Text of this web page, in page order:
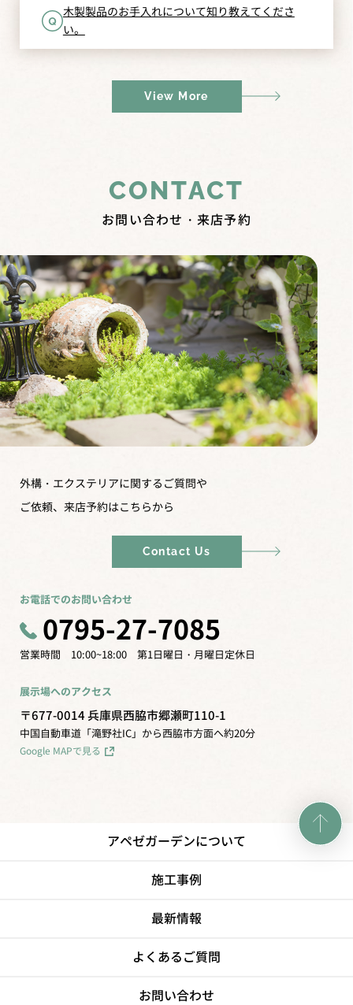
木製製品のお手入れについて知り教えてくださ
い。
View More
CONTACT
お問い合わせ・来店予約
外構・エクステリアに関するご質問や
ご依頼、来店予約はこちらから
Contact Us
お電話でのお問い合わせ
0795-27-7085
営業時間 10:00~18:00 第1日曜日・月曜日定休日
展示場へのアクセス
〒677-0014 兵庫県西脇市郷瀬町110-1
中国自動車道「滝野社IC」から西脇市方面へ約20分
Google MAPで見る
アペゼガーデンについて
施工事例
最新情報
よくあるご質問
お問い合わせ